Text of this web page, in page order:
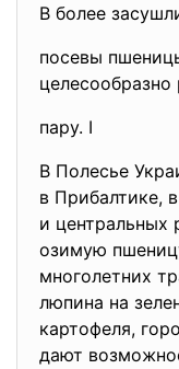
В более
посевы
пару. I
В Полесье
в Прибалтике,
и центральных
озимую
многолетних
люпина на
картофеля,
дают